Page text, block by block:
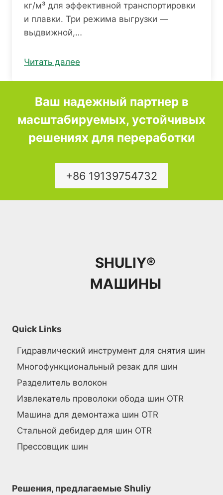
кг/м³ для эффективной транспортировки
и плавки. Три режима выгрузки —
выдвижной,…
Читать далее
Ваш надежный партнер в
масштабируемых, устойчивых
решениях для переработки
+86 19139754732
SHULIY®
МАШИНЫ
Quick Links
Гидравлический инструмент для снятия шин
Многофункциональный резак для шин
Разделитель волокон
Извлекатель проволоки обода шин OTR
Машина для демонтажа шин OTR
Стальной дебидер для шин OTR
Прессовщик шин
Решения, предлагаемые Shuliy